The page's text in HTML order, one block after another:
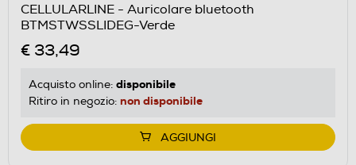
CELLULARLINE - Auricolare bluetooth
BTMSTWSSLIDEG-Verde
€ 33,49
Acquisto online: disponibile
Ritiro in negozio: non disponibile
AGGIUNGI